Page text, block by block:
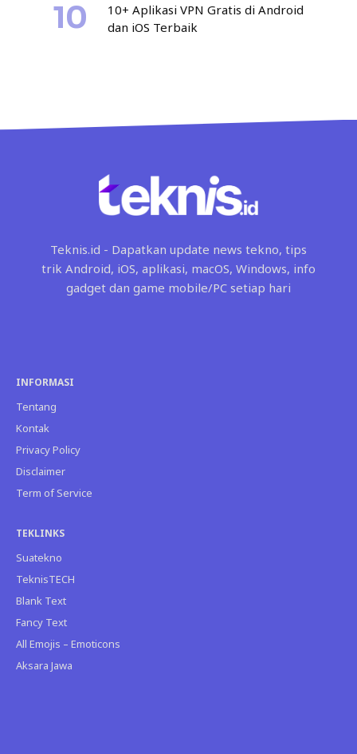
10+ Aplikasi VPN Gratis di Android
dan iOS Terbaik
Teknis.id - Dapatkan update news tekno, tips
trik Android, iOS, aplikasi, macOS, Windows, info
gadget dan game mobile/PC setiap hari
INFORMASI
Tentang
Kontak
Privacy Policy
Disclaimer
Term of Service
TEKLINKS
Suatekno
TeknisTECH
Blank Text
Fancy Text
All Emojis – Emoticons
Aksara Jawa